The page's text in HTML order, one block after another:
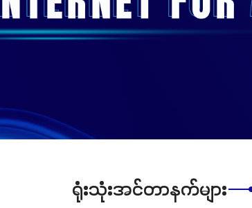
ရုံးသုံးအင်တာနက်များ